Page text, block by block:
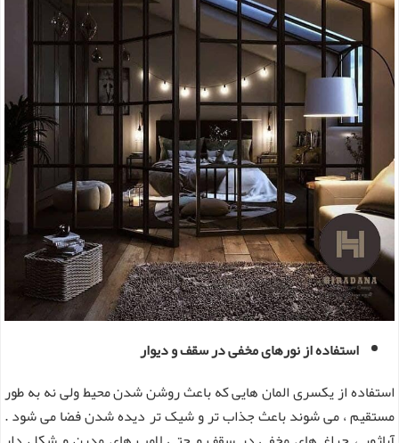
استفاده از نورهای مخفی در سقف و دیوار
استفاده از یکسری المان هایی که باعث روشن شدن محیط ولی نه به طور
مستقیم ، می شوند باعث جذاب تر و شیک تر دیده شدن فضا می شود .